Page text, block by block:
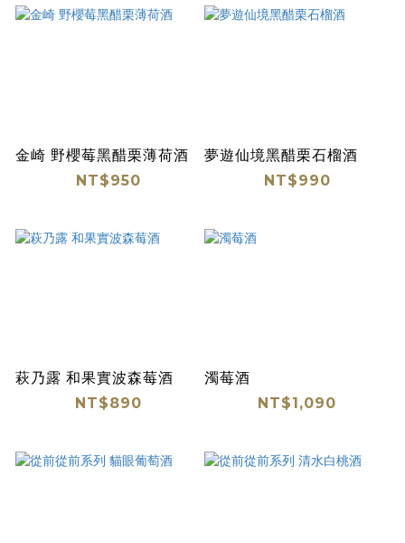
金崎 野櫻莓黑醋栗薄荷酒
NT$950
夢遊仙境黑醋栗石榴酒
NT$990
萩乃露 和果實波森莓酒
NT$890
濁莓酒
NT$1,090